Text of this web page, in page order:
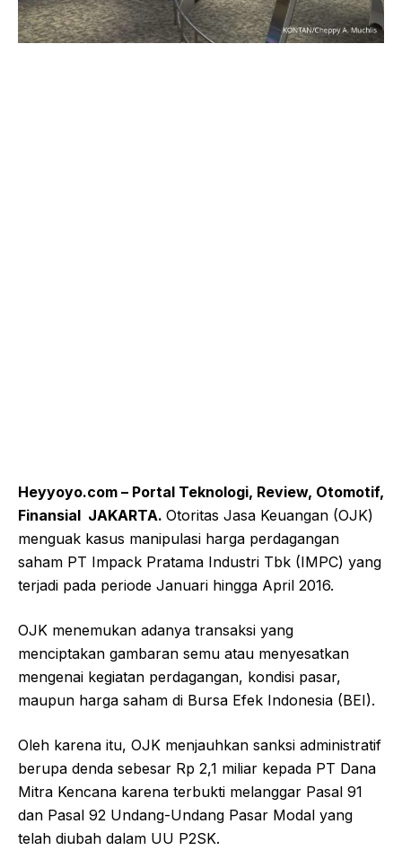
Heyyoyo.com – Portal Teknologi, Review, Otomotif,
Finansial JAKARTA. Otoritas Jasa Keuangan (OJK)
menguak kasus manipulasi harga perdagangan
saham PT Impack Pratama Industri Tbk (IMPC) yang
terjadi pada periode Januari hingga April 2016.
OJK menemukan adanya transaksi yang
menciptakan gambaran semu atau menyesatkan
mengenai kegiatan perdagangan, kondisi pasar,
maupun harga saham di Bursa Efek Indonesia (BEI).
Oleh karena itu, OJK menjauhkan sanksi administratif
berupa denda sebesar Rp 2,1 miliar kepada PT Dana
Mitra Kencana karena terbukti melanggar Pasal 91
dan Pasal 92 Undang-Undang Pasar Modal yang
telah diubah dalam UU P2SK.